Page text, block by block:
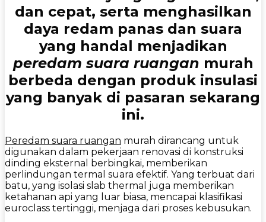
dan cepat, serta menghasilkan
daya redam panas dan suara
yang handal menjadikan
peredam suara ruangan murah
berbeda dengan produk insulasi
yang banyak di pasaran sekarang
ini.
Peredam suara ruangan murah dirancang untuk
digunakan dalam pekerjaan renovasi di konstruksi
dinding eksternal berbingkai, memberikan
perlindungan termal suara efektif. Yang terbuat dari
batu, yang isolasi slab thermal juga memberikan
ketahanan api yang luar biasa, mencapai klasifikasi
euroclass tertinggi, menjaga dari proses kebusukan.